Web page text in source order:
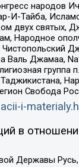
народов
Тайба,
двух
Народное
Джамаа,
Свобода
i-
в
Державы